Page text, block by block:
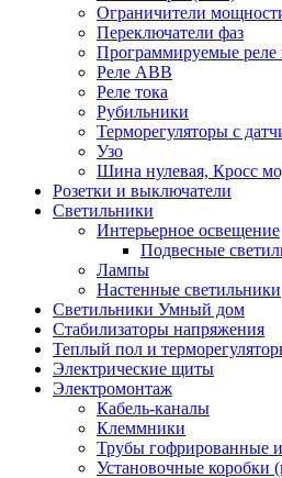
Ограничители
Переключатели фаз
Программируемые реле
Реле ABB
Реле тока
Рубильники
Терморегуляторы с
Узо
Шина нулевая, Кросс
Розетки и выключатели
Светильники
Интерьерное освещение
Подвесные
Лампы
Настенные светильники
Светильники Умный дом
Стабилизаторы напряжения
Теплый пол и
Электрические щиты
Электромонтаж
Кабель-каналы
Клеммники
Трубы гофрированные
Установочные коробки